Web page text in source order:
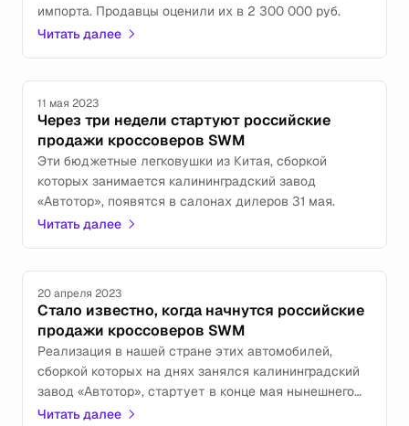
импорта. Продавцы оценили их в 2 300 000 руб.
Читать далее
11 мая 2023
Через три недели стартуют российские
продажи кроссоверов SWM
Эти бюджетные легковушки из Китая, сборкой
которых занимается калининградский завод
«Автотор», появятся в салонах дилеров 31 мая.
Читать далее
20 апреля 2023
Стало известно, когда начнутся российские
продажи кроссоверов SWM
Реализация в нашей стране этих автомобилей,
сборкой которых на днях занялся калининградский
завод «Автотор», стартует в конце мая нынешнего
года.
Читать далее